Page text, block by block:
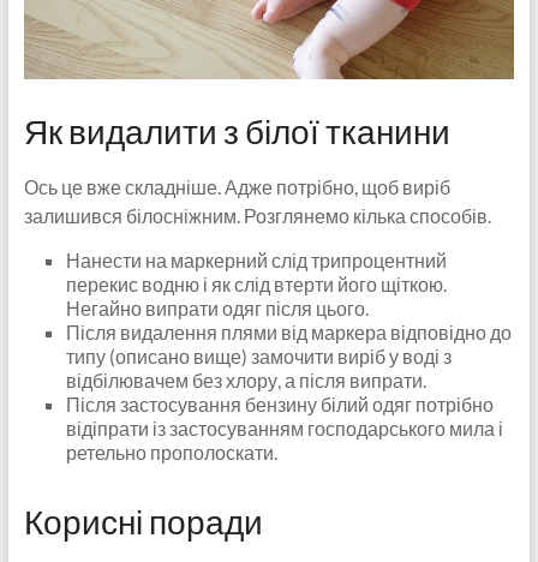
Як видалити з білої тканини
Ось це вже складніше. Адже потрібно, щоб виріб
залишився білосніжним. Розглянемо кілька способів.
Нанести на маркерний слід трипроцентний
перекис водню і як слід втерти його щіткою.
Негайно випрати одяг після цього.
Після видалення плями від маркера відповідно до
типу (описано вище) замочити виріб у воді з
відбілювачем без хлору, а після випрати.
Після застосування бензину білий одяг потрібно
відіпрати із застосуванням господарського мила і
ретельно прополоскати.
Корисні поради